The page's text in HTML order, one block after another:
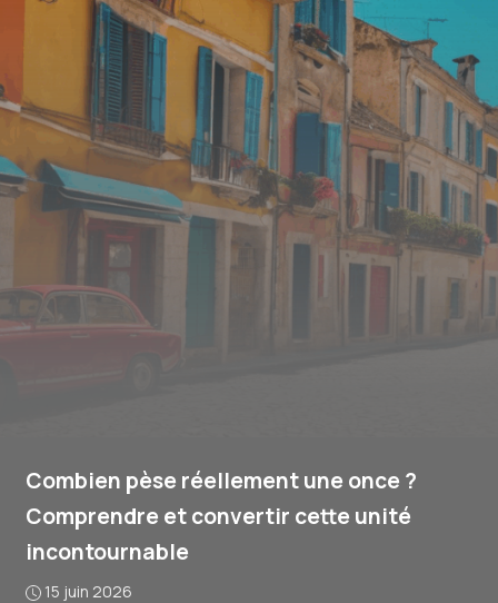
Combien pèse réellement une once ?
Comprendre et convertir cette unité
incontournable
15 juin 2026